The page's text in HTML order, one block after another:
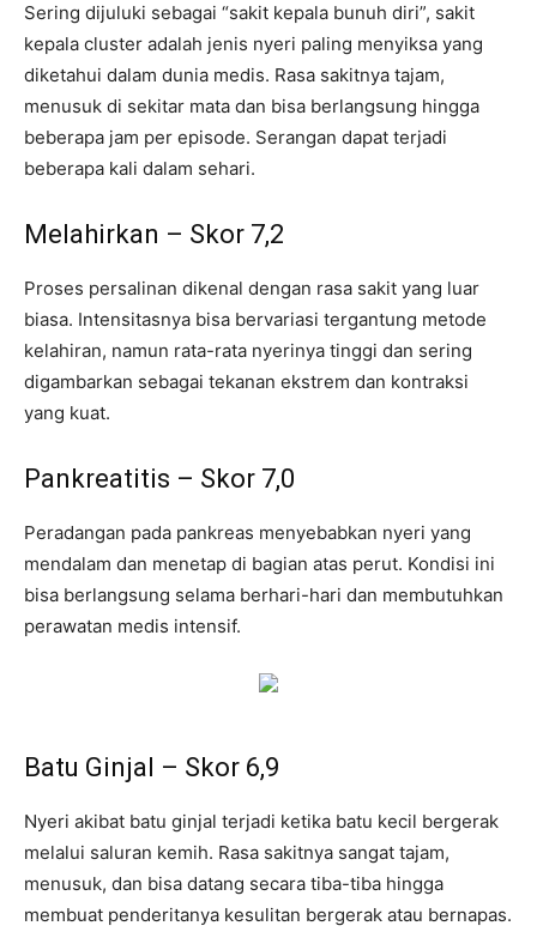
Sering dijuluki sebagai “sakit kepala bunuh diri”, sakit
kepala cluster adalah jenis nyeri paling menyiksa yang
diketahui dalam dunia medis. Rasa sakitnya tajam,
menusuk di sekitar mata dan bisa berlangsung hingga
beberapa jam per episode. Serangan dapat terjadi
beberapa kali dalam sehari.
Melahirkan – Skor 7,2
Proses persalinan dikenal dengan rasa sakit yang luar
biasa. Intensitasnya bisa bervariasi tergantung metode
kelahiran, namun rata-rata nyerinya tinggi dan sering
digambarkan sebagai tekanan ekstrem dan kontraksi
yang kuat.
Pankreatitis – Skor 7,0
Peradangan pada pankreas menyebabkan nyeri yang
mendalam dan menetap di bagian atas perut. Kondisi ini
bisa berlangsung selama berhari-hari dan membutuhkan
perawatan medis intensif.
Batu Ginjal – Skor 6,9
Nyeri akibat batu ginjal terjadi ketika batu kecil bergerak
melalui saluran kemih. Rasa sakitnya sangat tajam,
menusuk, dan bisa datang secara tiba-tiba hingga
membuat penderitanya kesulitan bergerak atau bernapas.